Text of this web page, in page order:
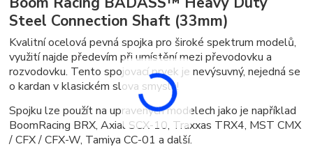
Steel Connection Shaft (33mm)
Kvalitní ocelová pevná spojka pro široké spektrum modelů,
využití najde předevím při umístění mezi převodovku a
rozvodovku. Tento spojovací prvek je nevýsuvný, nejedná se
o kardan v klasickém slova smyslu!
Spojku lze použít na upravených modelech jako je například
BoomRacing BRX, Axial SCX-10, Traxxas TRX4, MST CMX
/ CFX / CFX-W, Tamiya CC-01 a další.